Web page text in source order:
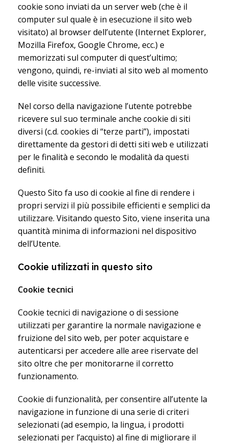
cookie sono inviati da un server web (che è il
computer sul quale è in esecuzione il sito web
visitato) al browser dell’utente (Internet Explorer,
Mozilla Firefox, Google Chrome, ecc.) e
memorizzati sul computer di quest’ultimo;
vengono, quindi, re-inviati al sito web al momento
delle visite successive.
Nel corso della navigazione l’utente potrebbe
ricevere sul suo terminale anche cookie di siti
diversi (c.d. cookies di “terze parti”), impostati
direttamente da gestori di detti siti web e utilizzati
per le finalità e secondo le modalità da questi
definiti.
Questo Sito fa uso di cookie al fine di rendere i
propri servizi il più possibile efficienti e semplici da
utilizzare. Visitando questo Sito, viene inserita una
quantità minima di informazioni nel dispositivo
dell’Utente.
Cookie utilizzati in questo sito
Cookie tecnici
Cookie tecnici di navigazione o di sessione
utilizzati per garantire la normale navigazione e
fruizione del sito web, per poter acquistare e
autenticarsi per accedere alle aree riservate del
sito oltre che per monitorarne il corretto
funzionamento.
Cookie di funzionalità, per consentire all’utente la
navigazione in funzione di una serie di criteri
selezionati (ad esempio, la lingua, i prodotti
selezionati per l’acquisto) al fine di migliorare il